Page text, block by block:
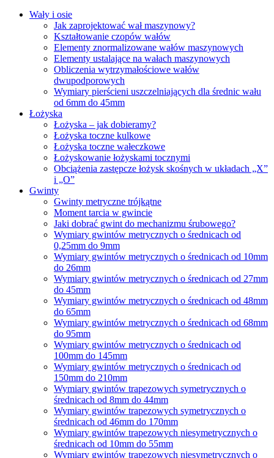
Wały i osie
Jak zaprojektować wał maszynowy?
Kształtowanie czopów wałów
Elementy znormalizowane wałów maszynowych
Elementy ustalające na wałach maszynowych
Obliczenia wytrzymałościowe wałów
dwupodporowych
Wymiary pierścieni uszczelniających dla średnic wału
od 6mm do 45mm
Łożyska
Łożyska – jak dobieramy?
Łożyska toczne kulkowe
Łożyska toczne wałeczkowe
Łożyskowanie łożyskami tocznymi
Obciążenia zastępcze łożysk skośnych w układach „X”
i „O”
Gwinty
Gwinty metryczne trójkątne
Moment tarcia w gwincie
Jaki dobrać gwint do mechanizmu śrubowego?
Wymiary gwintów metrycznych o średnicach od
0,25mm do 9mm
Wymiary gwintów metrycznych o średnicach od 10mm
do 26mm
Wymiary gwintów metrycznych o średnicach od 27mm
do 45mm
Wymiary gwintów metrycznych o średnicach od 48mm
do 65mm
Wymiary gwintów metrycznych o średnicach od 68mm
do 95mm
Wymiary gwintów metrycznych o średnicach od
100mm do 145mm
Wymiary gwintów metrycznych o średnicach od
150mm do 210mm
Wymiary gwintów trapezowych symetrycznych o
średnicach od 8mm do 44mm
Wymiary gwintów trapezowych symetrycznych o
średnicach od 46mm do 170mm
Wymiary gwintów trapezowych niesymetrycznych o
średnicach od 10mm do 55mm
Wymiary gwintów trapezowych niesymetrycznych o